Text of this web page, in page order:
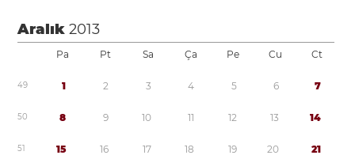
Aralık2013
Pa Pt Sa Ça Pe Cu Ct
49 1 2 3 4 5 6 7
50 8 9 10 11 12 13 14
51 15 16 17 18 19 20 21